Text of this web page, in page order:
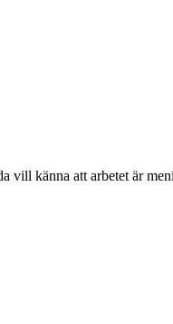
känna att arbetet är